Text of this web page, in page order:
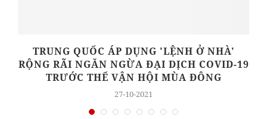
TRUNG QUỐC ÁP DỤNG 'LỆNH Ở NHÀ'
RỘNG RÃI NGĂN NGỪA ĐẠI DỊCH COVID-19
TRƯỚC THẾ VẬN HỘI MÙA ĐÔNG
27-10-2021